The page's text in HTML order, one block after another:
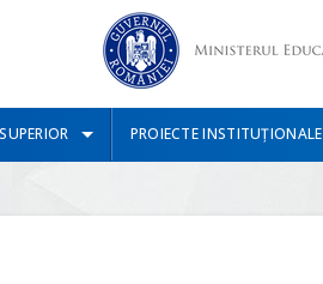
PROIECTE INSTITUȚIONALE